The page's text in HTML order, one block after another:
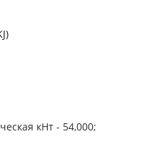
кНт - 54,000;